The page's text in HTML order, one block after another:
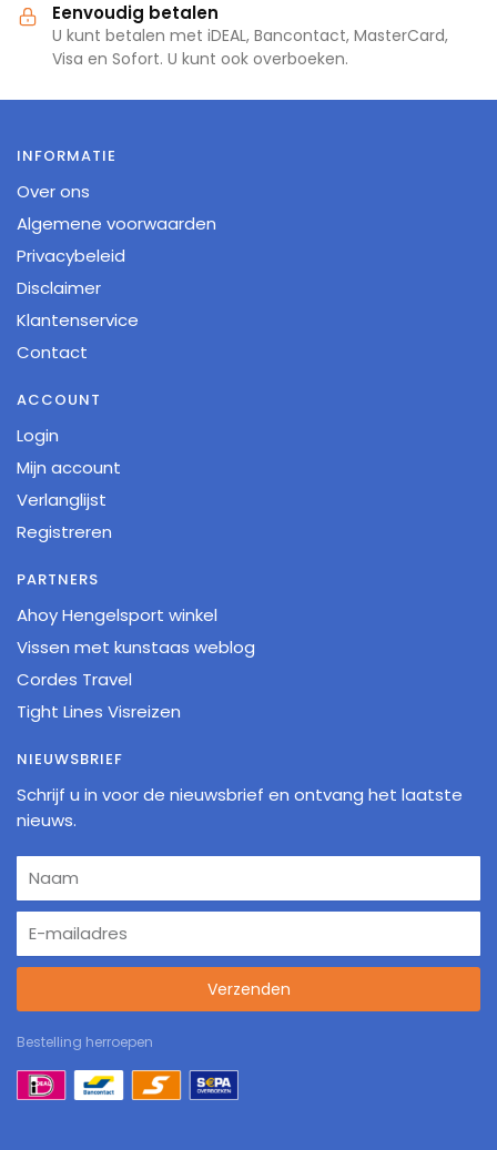
Eenvoudig betalen
U kunt betalen met iDEAL, Bancontact, MasterCard,
Visa en Sofort. U kunt ook overboeken.
INFORMATIE
Over ons
Algemene voorwaarden
Privacybeleid
Disclaimer
Klantenservice
Contact
ACCOUNT
Login
Mijn account
Verlanglijst
Registreren
PARTNERS
Ahoy Hengelsport winkel
Vissen met kunstaas weblog
Cordes Travel
Tight Lines Visreizen
NIEUWSBRIEF
Schrijf u in voor de nieuwsbrief en ontvang het laatste
nieuws.
Verzenden
Bestelling herroepen